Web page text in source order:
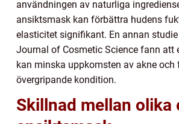
användningen av naturliga
ansiktsmask kan förbättra hudens
elasticitet signifikant. En annan studie
Journal of Cosmetic Science fann att
kan minska uppkomsten av akne
övergripande kondition.
Skillnad mellan olika